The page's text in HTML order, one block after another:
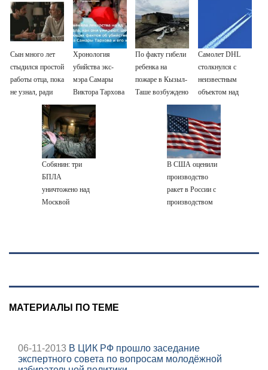
Сын много лет
стыдился простой
работы отца, пока
не узнал, ради
отказался от
история одной
Хронология
убийства экс-
мэра Самары
Виктора Тархова
и его жены: шесть
шокирующих
фактов, новые
подробности
По факту гибели
ребенка на
пожаре в Кызыл-
Таше возбуждено
уголовное дело
Самолет DHL
столкнулся с
неизвестным
объектом над
Лейпцигом -
Новости на
Вести.ru
Собянин: три
БПЛА
уничтожено над
Москвой
В США оценили
производство
ракет в России с
производством
МАТЕРИАЛЫ ПО ТЕМЕ
06-11-2013 В ЦИК РФ прошло заседание
экспертного совета по вопросам молодёжной